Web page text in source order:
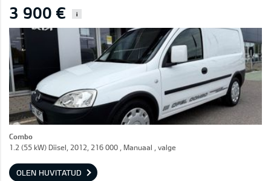
3 900 € i
Combo
1.2 (55 kW) Diisel, 2012, 216 000 , Manuaal , valge
OLEN HUVITATUD